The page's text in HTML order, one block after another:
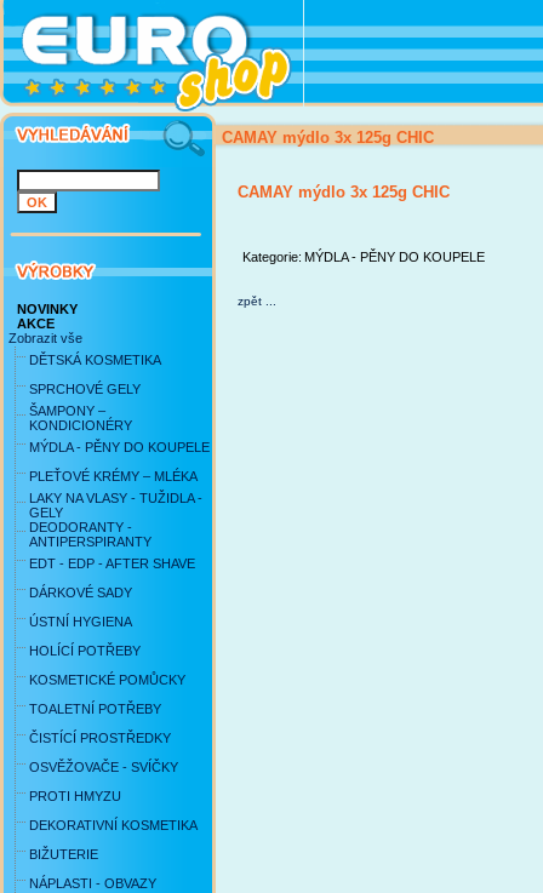
NOVINKY
AKCE
Zobrazit vše
DĚTSKÁ KOSMETIKA
SPRCHOVÉ GELY
ŠAMPONY –
KONDICIONÉRY
MÝDLA - PĚNY DO KOUPELE
PLEŤOVÉ KRÉMY – MLÉKA
LAKY NA VLASY - TUŽIDLA -
GELY
DEODORANTY -
ANTIPERSPIRANTY
EDT - EDP - AFTER SHAVE
DÁRKOVÉ SADY
ÚSTNÍ HYGIENA
HOLÍCÍ POTŘEBY
KOSMETICKÉ POMŮCKY
TOALETNÍ POTŘEBY
ČISTÍCÍ PROSTŘEDKY
OSVĚŽOVAČE - SVÍČKY
PROTI HMYZU
DEKORATIVNÍ KOSMETIKA
BIŽUTERIE
NÁPLASTI - OBVAZY
CAMAY mýdlo 3x 125g CHIC
CAMAY mýdlo 3x 125g CHIC
Kategorie: MÝDLA - PĚNY DO KOUPELE
zpět ...